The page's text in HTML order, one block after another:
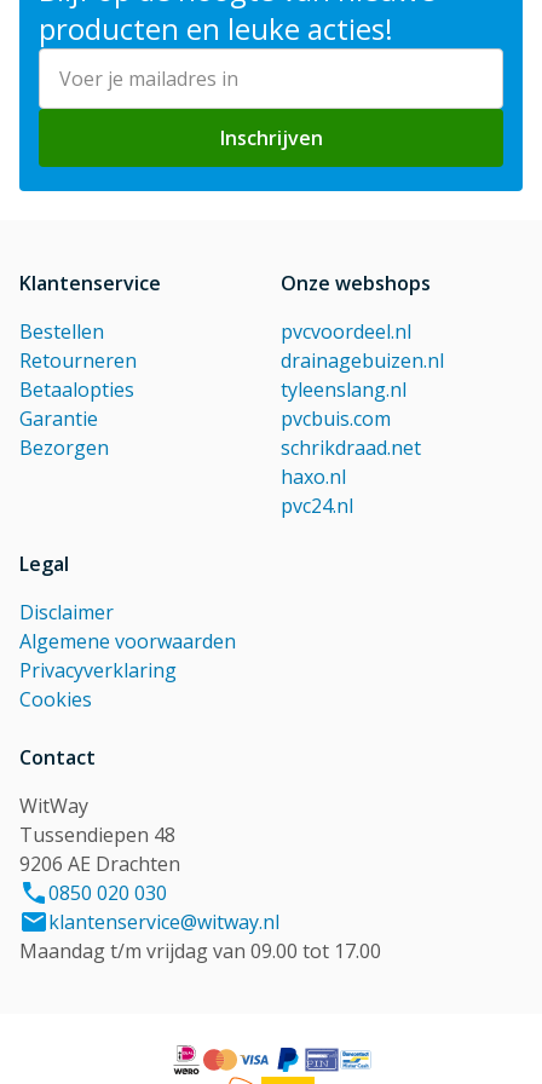
producten en leuke acties!
Inschrijven
Klantenservice
Bestellen
Retourneren
Betaalopties
Garantie
Bezorgen
Onze webshops
pvcvoordeel.nl
drainagebuizen.nl
tyleenslang.nl
pvcbuis.com
schrikdraad.net
haxo.nl
pvc24.nl
Legal
Disclaimer
Algemene voorwaarden
Privacyverklaring
Cookies
Contact
WitWay
Tussendiepen 48
9206 AE Drachten
0850 020 030
klantenservice@witway.nl
Maandag t/m vrijdag van 09.00 tot 17.00